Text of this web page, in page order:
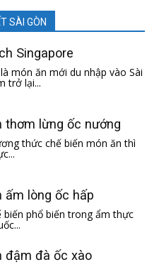
SÀI GÒN
Singapore
món ăn mới du nhập vào Sài
trở lại...
thơm lừng ốc nướng
thức chế biến món ăn thì
ấm lòng ốc hấp
biến phổ biến trong ẩm thực
đậm đà ốc xào